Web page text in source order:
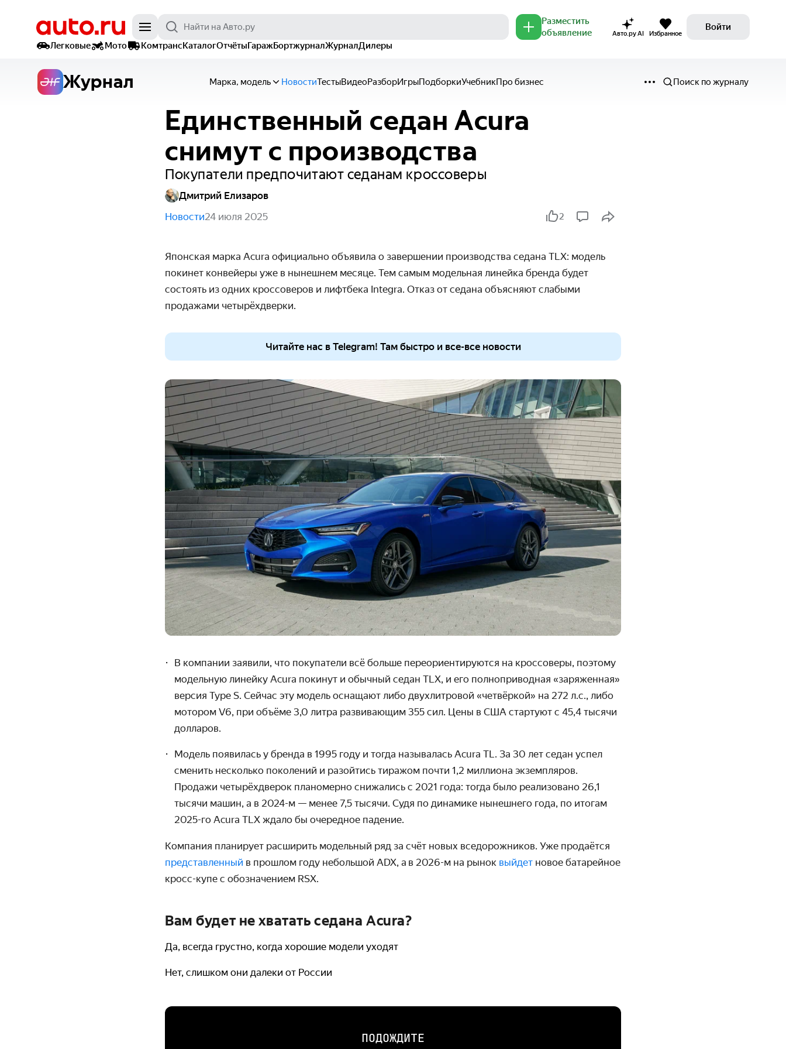
Разместить
объявление
Авто.ру AI Избранное
Войти
Легковые
Мото КомтрансКаталогОтчётыГаражБортжурналЖурналДилеры
Журнал Марка, модель НовостиТестыВидеоРазборИгрыПодборкиУчебникПро бизнес Поиск по журналу
Единственный седан Acura
снимут с производства
Покупатели предпочитают седанам кроссоверы
Дмитрий Елизаров
Новости24 июля 2025 2
Японская марка Acura официально объявила о завершении производства седана TLX: модель
покинет конвейеры уже в нынешнем месяце. Тем самым модельная линейка бренда будет
состоять из одних кроссоверов и лифтбека Integra. Отказ от седана объясняют слабыми
продажами четырёхдверки.
Читайте нас в Telegram! Там быстро и все-все новости
В компании заявили, что покупатели всё больше переориентируются на кроссоверы, поэтому
модельную линейку Acura покинут и обычный седан TLX, и его полноприводная «заряженная»
версия Type S. Сейчас эту модель оснащают либо двухлитровой «четвёркой» на 272 л.с., либо
мотором V6, при объёме 3,0 литра развивающим 355 сил. Цены в США стартуют с 45,4 тысячи
долларов.
Модель появилась у бренда в 1995 году и тогда называлась Acura TL. За 30 лет седан успел
сменить несколько поколений и разойтись тиражом почти 1,2 миллиона экземпляров.
Продажи четырёхдверок планомерно снижались с 2021 года: тогда было реализовано 26,1
тысячи машин, а в 2024-м — менее 7,5 тысячи. Судя по динамике нынешнего года, по итогам
2025-го Acura TLX ждало бы очередное падение.
Компания планирует расширить модельный ряд за счёт новых вседорожников. Уже продаётся
представленный в прошлом году небольшой ADX, а в 2026-м на рынок выйдет новое батарейное
кросс-купе с обозначением RSX.
Вам будет не хватать седана Acura?
Да, всегда грустно, когда хорошие модели уходят
Нет, слишком они далеки от России
ПОДОЖДИТЕ